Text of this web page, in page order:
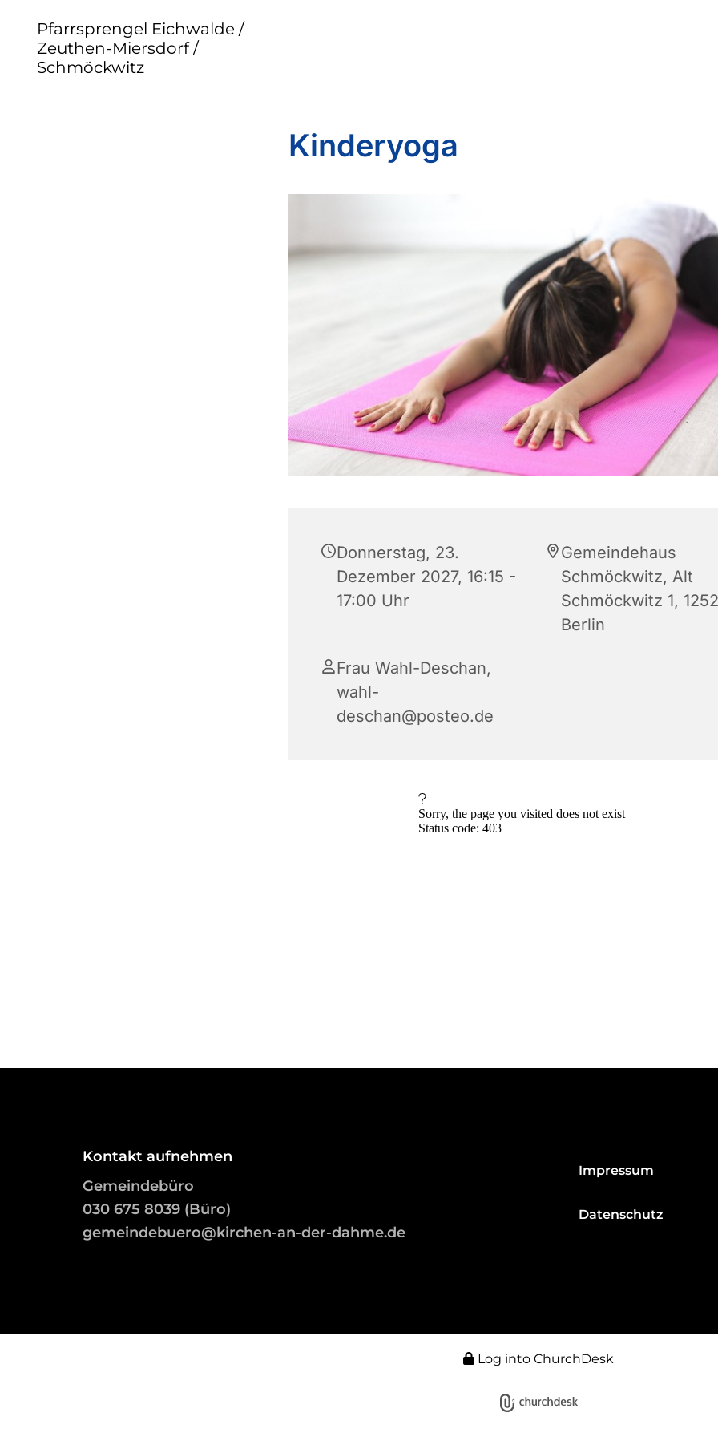
Pfarrsprengel Eichwalde /
Zeuthen-Miersdorf /
Schmöckwitz
Kinderyoga
Donnerstag, 23.
Dezember 2027, 16:15 -
17:00 Uhr
Gemeindehaus
Schmöckwitz, Alt
Schmöckwitz 1,
Berlin
Frau Wahl-Deschan,
wahl-
deschan@posteo.de
Kontakt aufnehmen
Gemeindebüro
030 675 8039 (Büro)
gemeindebuero@kirchen-an-der-dahme.de
Impressum
Datenschutz
Log into ChurchDesk